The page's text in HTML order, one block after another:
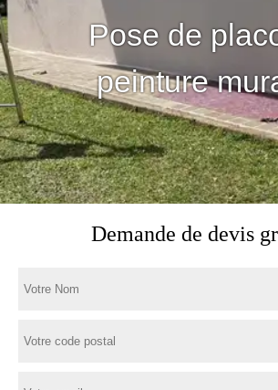
Pose de
peinture
Demande de devis